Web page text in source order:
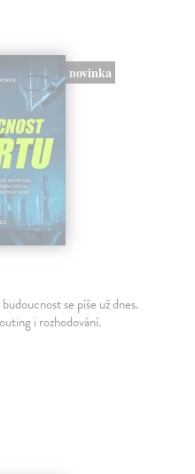
novinka
se píše už dnes.
i rozhodování.